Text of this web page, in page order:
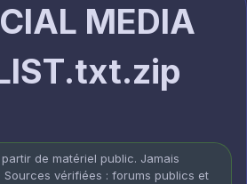
MEDIA
de matériel public. Jamais
Sources vérifiées : forums publics et